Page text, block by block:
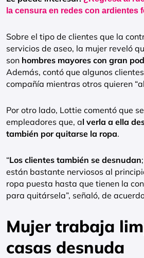
la censura en redes con ardientes
Sobre el tipo de clientes que la
servicios de aseo, la mujer reveló
son hombres mayores con gran
Además, contó que algunos
compañía mientras otros quieren
Por otro lado, Lottie comentó que
empleadores que, al verla a ella
también por quitarse la ropa.
“Los clientes también se desnudan
están bastante nerviosos al
ropa puesta hasta que tienen la
para quitársela”, señaló, de
Mujer trabaja
casas desnuda